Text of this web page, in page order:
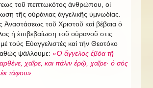
τοῦ πεπτωκότος ἀνθρώπου, οἱ
τῆς οὐράνιας ἀγγελικῆς ὑμνωδίας.
Ἀναστάσεως τοῦ Χριστοῦ καί βέβαια ὁ
ἡ ἐπιβεβαίωση τοῦ οὐρανοῦ στις
τούς Εὐαγγελιστές καί τήν Θεοτόκο
ψάλλουμε: «Ὁ ἄγγελος ἐβόα τῇ
χαῖρε, και πάλιν ἐρῷ, χαῖρε· ὁ σός
τάφου».